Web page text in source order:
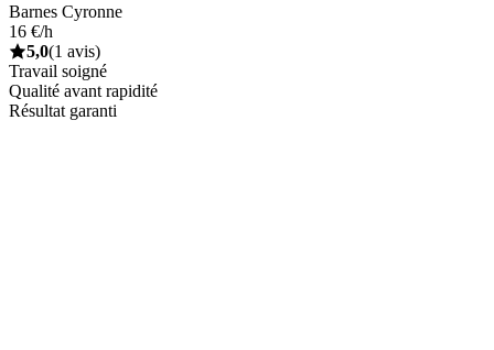
Barnes Cyronne
16 €/h
5,0(1 avis)
Travail soigné
Qualité avant rapidité
Résultat garanti